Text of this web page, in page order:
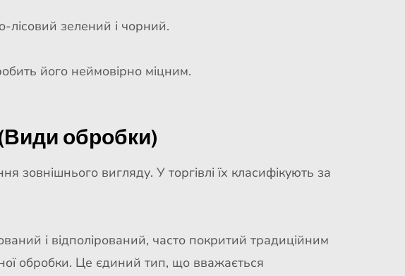
зелений і чорний.
його неймовірно міцним.
обробки)
зовнішнього вигляду. У торгівлі їх класифікують за
і відполірований, часто покритий традиційним
обробки. Це єдиний тип, що вважається